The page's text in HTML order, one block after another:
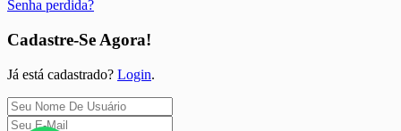
Senha perdida?
Cadastre-Se Agora!
Já está cadastrado? Login.